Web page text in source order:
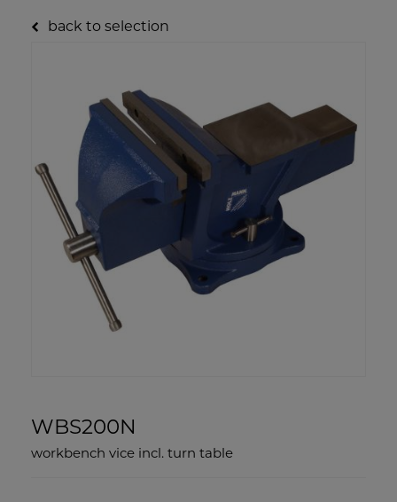
back to selection
WBS200N
workbench vice incl. turn table